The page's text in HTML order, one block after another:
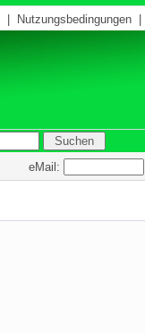
Nutzungsbedingungen
eMail: